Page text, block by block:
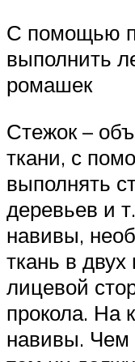
С помощью
выполнить
ромашек
Стежок –
ткани, с
выполнять
деревьев и
навивы,
ткань в
лицевой
прокола. На
навивы. Чем